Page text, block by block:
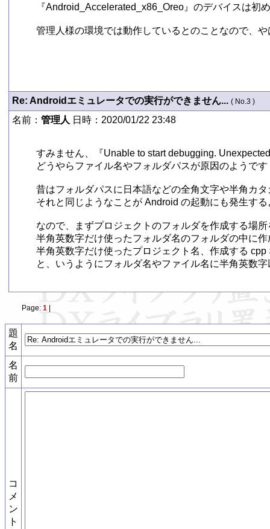
『Android_Accelerated_x86_Oreo』のデバイスは
管理人様の環境では動作しているとのことなので、
Re: Androidエミュレータでの実行ができません... ( No.3 )
名前： 管理人 日時：2020/01/22 23:48
すみません、『Unable to start debugging.
どうやらファイル名やフォルダパスが原因のようです
昔はフォルダパスに日本語などの全角文字や半角カ
それと同じようなことが Android の起動にも発生する
なので、まずプロジェクトのフォルダを作成する場
半角英数字だけ使ったフォルダ名のフォルダの中に
半角英数字だけ使ったプロジェクト名、作成する
と、いうようにフォルダ名やファイル名に半角英数
Page: 1|
題
名
名
前
コ
メ
ン
ト